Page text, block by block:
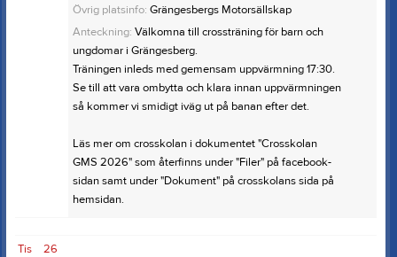
Övrig platsinfo: Grängesbergs Motorsällskap
Anteckning: Välkomna till crossträning för barn och
ungdomar i Grängesberg.
Träningen inleds med gemensam uppvärmning 17:30.
Se till att vara ombytta och klara innan uppvärmningen
så kommer vi smidigt iväg ut på banan efter det.
Läs mer om crosskolan i dokumentet "Crosskolan
GMS 2026" som återfinns under "Filer" på facebook-
sidan samt under "Dokument" på crosskolans sida på
hemsidan.
26
Tis